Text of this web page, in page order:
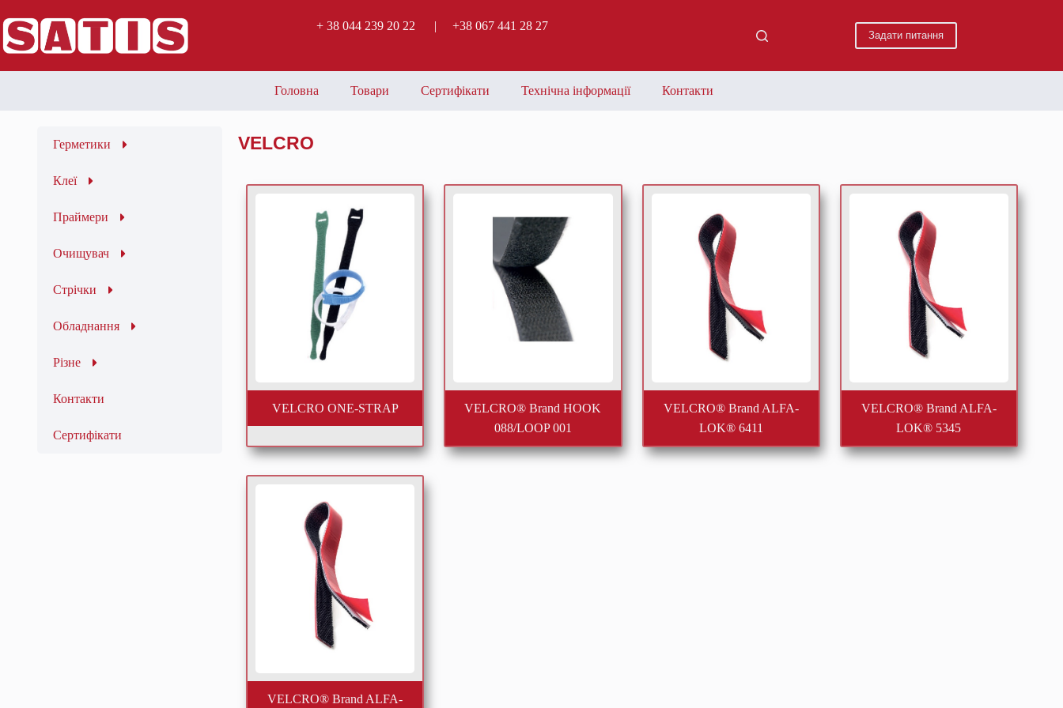
+ 38 044 239 20 22 | +38 067 441 28 27
Задати питання
Головна Товари Сертифікати Технічна інформації Контакти
Герметики
Клеї
Праймери
Очищувач
Стрічки
Обладнання
Різне
Контакти
Сертифікати
VELCRO
VELCRO ONE-STRAP
VELCRO® Brand HOOK
088/LOOP 001
VELCRO® Brand ALFA-
LOK® 6411
VELCRO® Brand ALFA-
LOK® 5345
VELCRO® Brand ALFA-